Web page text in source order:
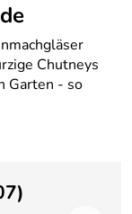
Chutneys
Garten - so